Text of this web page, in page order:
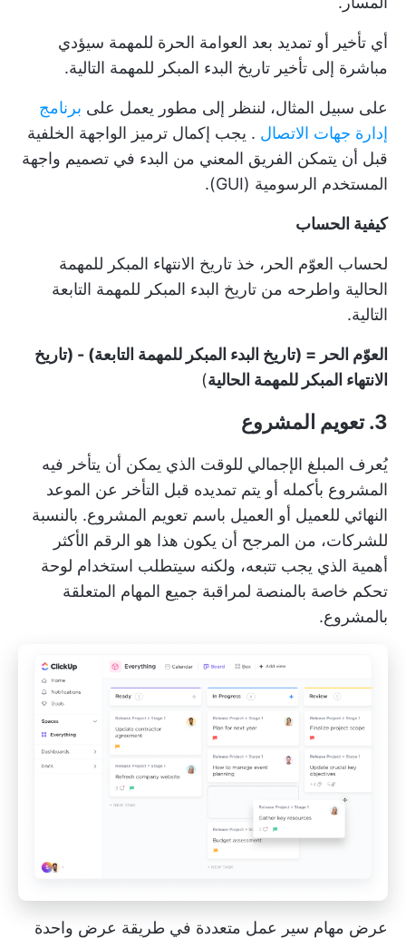
أي تأخير أو تمديد بعد العوامة الحرة للمهمة سيؤدي
مباشرة إلى تأخير تاريخ البدء المبكر للمهمة التالية.
على سبيل المثال، لننظر إلى مطور يعمل على برنامج
إدارة جهات الاتصال . يجب إكمال ترميز الواجهة الخلفية
قبل أن يتمكن الفريق المعني من البدء في تصميم واجهة
المستخدم الرسومية (GUI).
كيفية الحساب
لحساب العوّم الحر، خذ تاريخ الانتهاء المبكر للمهمة
الحالية واطرحه من تاريخ البدء المبكر للمهمة التابعة
التالية.
العوّم الحر = (تاريخ البدء المبكر للمهمة التابعة) - (تاريخ
الانتهاء المبكر للمهمة الحالية)
3. تعويم المشروع
يُعرف المبلغ الإجمالي للوقت الذي يمكن أن يتأخر فيه
المشروع بأكمله أو يتم تمديده قبل التأخر عن الموعد
النهائي للعميل أو العميل باسم تعويم المشروع. بالنسبة
للشركات، من المرجح أن يكون هذا هو الرقم الأكثر
أهمية الذي يجب تتبعه، ولكنه سيتطلب استخدام لوحة
تحكم خاصة بالمنصة لمراقبة جميع المهام المتعلقة
بالمشروع.
عرض مهام سير عمل متعددة في طريقة عرض واحدة